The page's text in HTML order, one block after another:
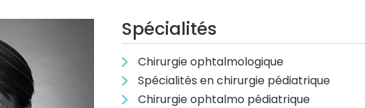
Spécialités
Chirurgie ophtalmologique
Spécialités en chirurgie pédiatrique
Chirurgie ophtalmo pédiatrique